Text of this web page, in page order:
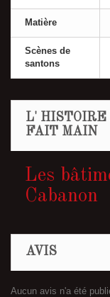
Matière
Scènes de
santons
L' HISTOIRE
FAIT MAIN
Les
Cabanon
AVIS
Aucun avis n'a été